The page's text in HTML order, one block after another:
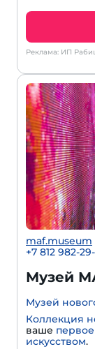
Реклама: ИП
maf.museum
+7 812 982-
Музей
Музей
Коллекция
ваше
искусством.